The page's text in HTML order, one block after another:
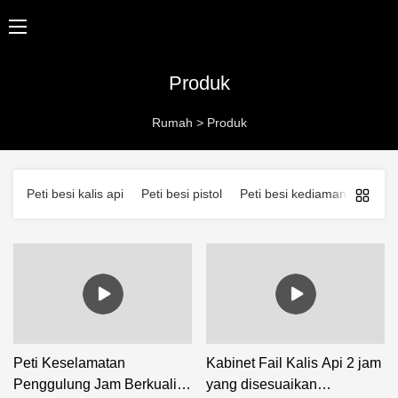
Produk
Rumah > Produk
Peti besi kalis api Peti besi pistol Peti besi kediaman Peti
Peti Keselamatan
Penggulung Jam Berkualiti
Kabinet Fail Kalis Api 2 jam
yang disesuaikan